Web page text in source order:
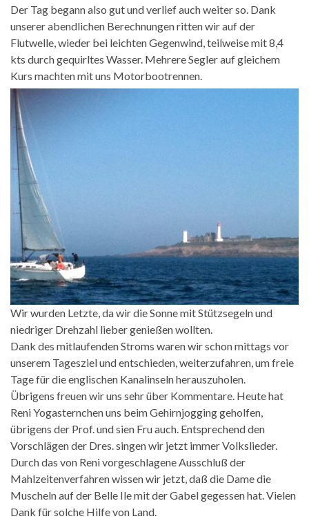
Der Tag begann also gut und verlief auch weiter so. Dank
unserer abendlichen Berechnungen ritten wir auf der
Flutwelle, wieder bei leichten Gegenwind, teilweise mit 8,4
kts durch gequirltes Wasser. Mehrere Segler auf gleichem
Kurs machten mit uns Motorbootrennen.
Wir wurden Letzte, da wir die Sonne mit Stützsegeln und
niedriger Drehzahl lieber genießen wollten.
Dank des mitlaufenden Stroms waren wir schon mittags vor
unserem Tagesziel und entschieden, weiterzufahren, um freie
Tage für die englischen Kanalinseln herauszuholen.
Übrigens freuen wir uns sehr über Kommentare. Heute hat
Reni Yogasternchen uns beim Gehirnjogging geholfen,
übrigens der Prof. und sien Fru auch. Entsprechend den
Vorschlägen der Dres. singen wir jetzt immer Volkslieder.
Durch das von Reni vorgeschlagene Ausschluß der
Mahlzeitenverfahren wissen wir jetzt, daß die Dame die
Muscheln auf der Belle Ile mit der Gabel gegessen hat. Vielen
Dank für solche Hilfe von Land.